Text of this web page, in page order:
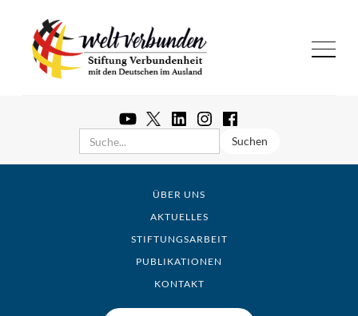
ÜBER UNS
AKTUELLES
STIFTUNGSARBEIT
PUBLIKATIONEN
KONTAKT